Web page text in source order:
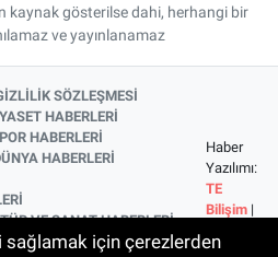
kaynak gösterilse dahi, herhangi bir
ve yayınlanamaz
SÖZLEŞMESİ
HABERLERİ
HABERLERİ
HABERLERİ
VE SANAT HABERLERİ
HABERLERİ
Haber
Yazılımı:
TE
Bilişim |
© 2026
sağlamak için çerezlerden